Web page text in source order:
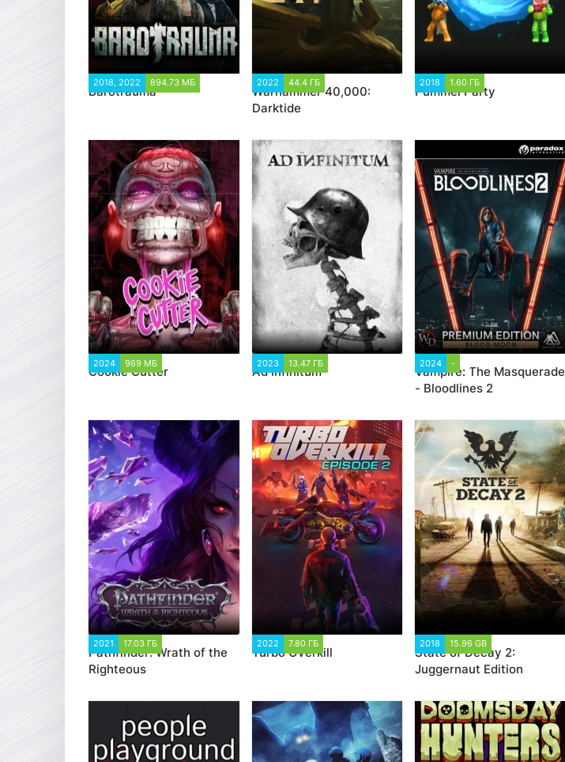
2018, 2022
894.73 МБ
Barotrauma
2022 44.4 ГБ
Warhammer 40,000:
Darktide
2018 1.60 ГБ
Pummel Party
2024 969 МБ
Cookie Cutter
2023 13.47 ГБ
Ad Infinitum
2024 -
Vampire: The Masquerade
- Bloodlines 2
2021 17.03 ГБ
Pathfinder: Wrath of the
Righteous
2022 7.80 ГБ
Turbo Overkill
2018 15.96 GB
State of Decay 2:
Juggernaut Edition